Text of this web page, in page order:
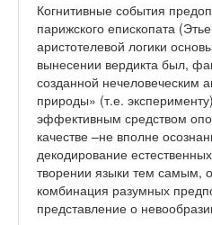
Когнитивные события
парижского епископата
аристотелевой логики
вынесении вердикта был,
созданной нечеловеческим
природы» (т.е.
эффективным средством
качестве –не вполне
декодирование
творении языки тем самым,
комбинация разумных
представление о